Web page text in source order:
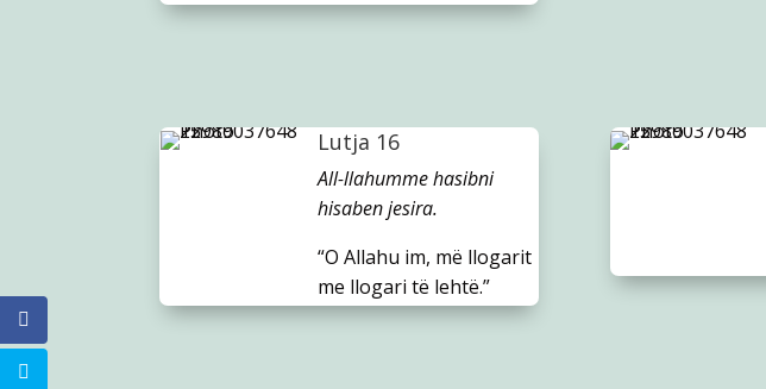
Lutja 16
All-llahumme hasibni
hisaben jesira.
“O Allahu im, më llogarit
me llogari të lehtë.”